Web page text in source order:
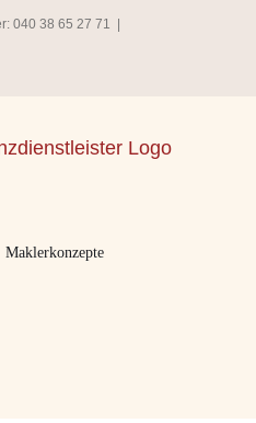
040 38 65 27 71
Maklerkonzepte